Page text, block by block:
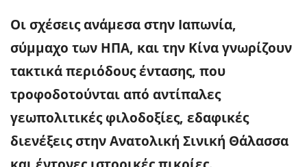
Οι σχέσεις ανάμεσα στην Ιαπωνία,
σύμμαχο των ΗΠΑ, και την Κίνα γνωρίζουν
τακτικά περιόδους έντασης, που
τροφοδοτούνται από αντίπαλες
γεωπολιτικές φιλοδοξίες, εδαφικές
διενέξεις στην Ανατολική Σινική Θάλασσα